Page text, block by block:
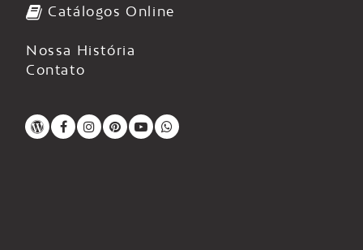
Catálogos Online
Nossa História
Contato